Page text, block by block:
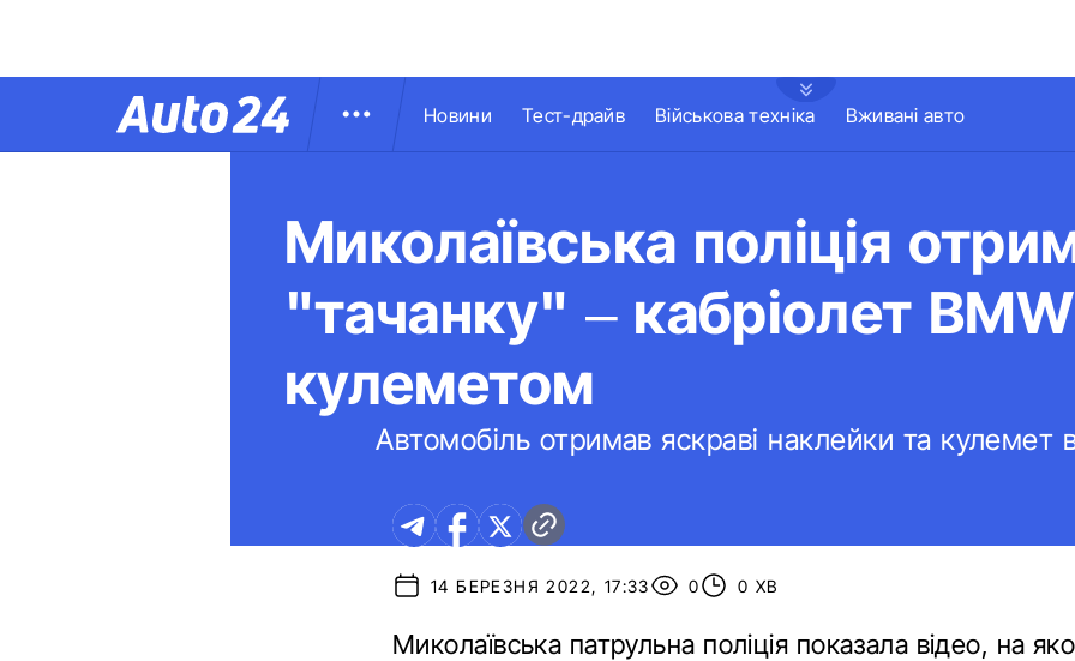
Новини Тест-драйв Військова техніка Вживані авто
Миколаївська поліція
"тачанку" – кабріолет
кулеметом
Автомобіль отримав яскраві наклейки та кулемет
14 БЕРЕЗНЯ 2022, 17:33 0 0 ХВ
Миколаївська патрульна поліція показала відео, на